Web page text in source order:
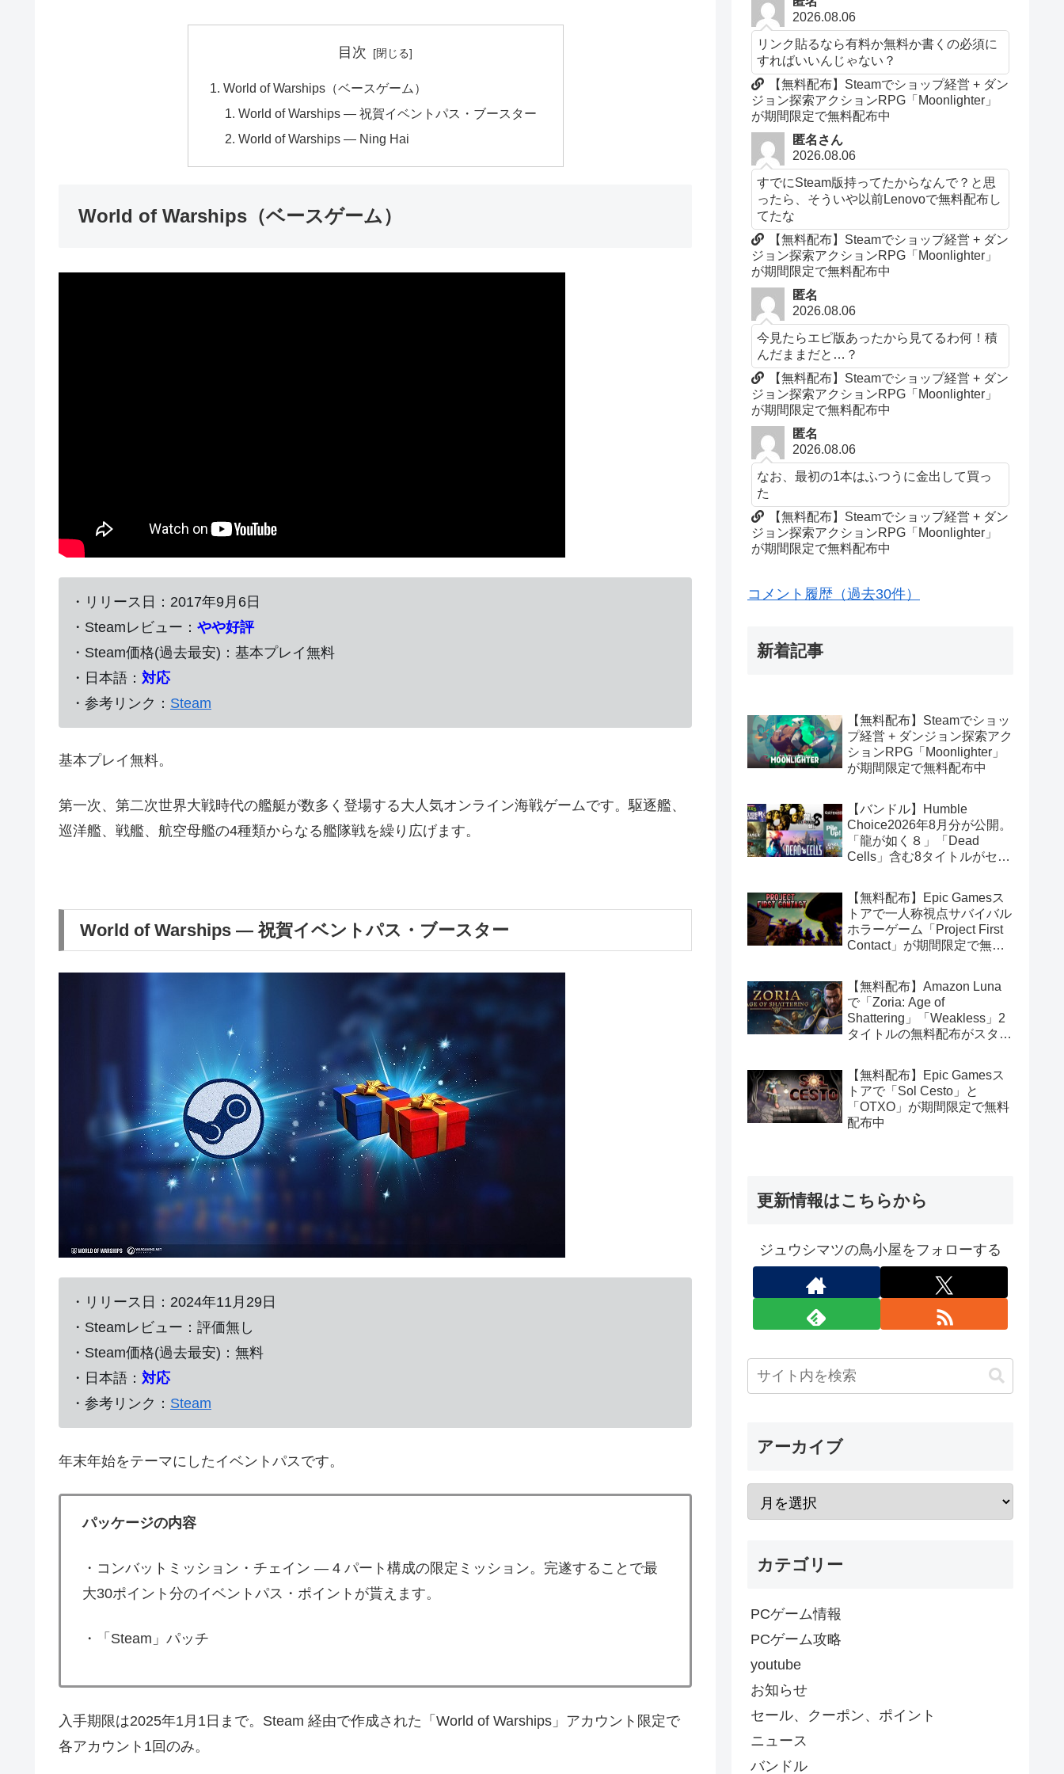
目次
World of Warships（ベースゲーム）
World of Warships — 祝賀イベントパス・ブースター
World of Warships — Ning Hai
World of Warships（ベースゲーム）
・リリース日：2017年9月6日
・Steamレビュー： やや好評
・Steam価格(過去最安)：基本プレイ無料
・日本語： 対応
・参考リンク： Steam
基本プレイ無料。
第一次、第二次世界大戦時代の艦艇が数多く登場する大人気オンライン海戦ゲームです。駆逐艦、
巡洋艦、戦艦、航空母艦の4種類からなる艦隊戦を繰り広げます。
World of Warships — 祝賀イベントパス・ブースター
・リリース日：2024年11月29日
・Steamレビュー：評価無し
・Steam価格(過去最安)：無料
・日本語： 対応
・参考リンク： Steam
年末年始をテーマにしたイベントパスです。
パッケージの内容
・コンバットミッション・チェイン — 4 パート構成の限定ミッション。完遂することで最
大30ポイント分のイベントパス・ポイントが貰えます。
・「Steam」パッチ
入手期限は2025年1月1日まで。Steam 経由で作成された「World of Warships」アカウント限定で
各アカウント1回のみ。
2026.08.06
リンク貼るなら有料か無料か書くの必須に
すればいいんじゃない？
【無料配布】Steamでショップ経営 + ダン
ジョン探索アクションRPG「Moonlighter」
が期間限定で無料配布中
匿名さん
2026.08.06
すでにSteam版持ってたからなんで？と思
ったら、そういや以前Lenovoで無料配布し
てたな
【無料配布】Steamでショップ経営 + ダン
ジョン探索アクションRPG「Moonlighter」
が期間限定で無料配布中
匿名
2026.08.06
今見たらエピ版あったから見てるわ何！積
んだままだと…？
【無料配布】Steamでショップ経営 + ダン
ジョン探索アクションRPG「Moonlighter」
が期間限定で無料配布中
匿名
2026.08.06
なお、最初の1本はふつうに金出して買っ
た
【無料配布】Steamでショップ経営 + ダン
ジョン探索アクションRPG「Moonlighter」
が期間限定で無料配布中
コメント履歴（過去30件）
新着記事
【無料配布】Steamでショッ
プ経営 + ダンジョン探索アク
ションRPG「Moonlighter」
が期間限定で無料配布中
【バンドル】Humble
Choice2026年8月分が公開。
「龍が如く８」「Dead
Cells」含む8タイトルがセッ
【無料配布】Epic Gamesス
トアで一人称視点サバイバル
ホラーゲーム「Project First
Contact」が期間限定で無料
【無料配布】Amazon Luna
で「Zoria: Age of
Shattering」「Weakless」2
タイトルの無料配布がスター
定）
【無料配布】Epic Gamesス
トアで「Sol Cesto」と
「OTXO」が期間限定で無料
配布中
更新情報はこちらから
ジュウシマツの鳥小屋をフォローする
アーカイブ
カテゴリー
PCゲーム情報
PCゲーム攻略
youtube
お知らせ
セール、クーポン、ポイント
ニュース
バンドル